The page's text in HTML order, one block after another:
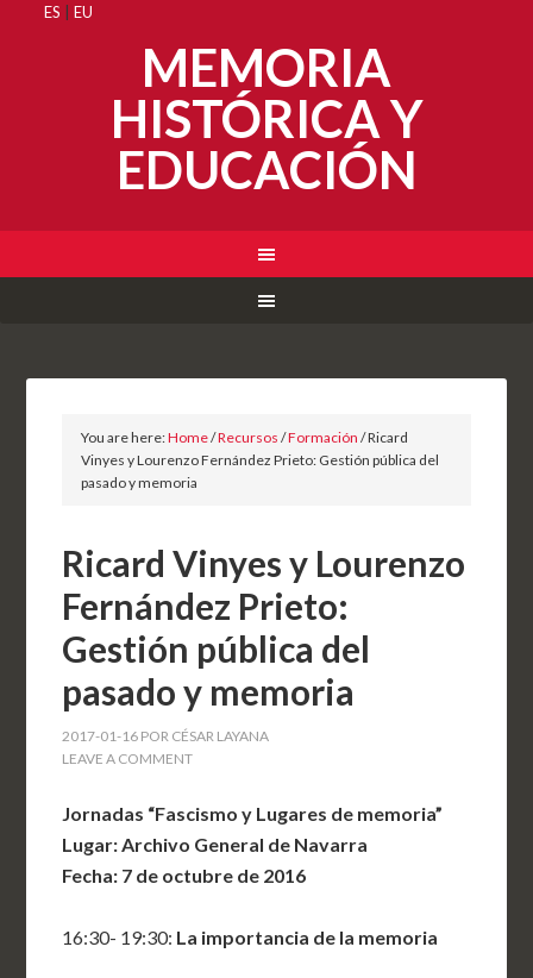
ES EU
MEMORIA
HISTÓRICA Y
EDUCACIÓN
You are here:Home/Recursos /Formación /Ricard
Vinyes y Lourenzo Fernández Prieto: Gestión pública del
pasado y memoria
Ricard Vinyes y Lourenzo
Fernández Prieto:
Gestión pública del
pasado y memoria
2017-01-16 POR CÉSAR LAYANA
LEAVE A COMMENT
Jornadas “Fascismo y Lugares de memoria”
Lugar: Archivo General de Navarra
Fecha: 7 de octubre de 2016
16:30- 19:30: La importancia de la memoria